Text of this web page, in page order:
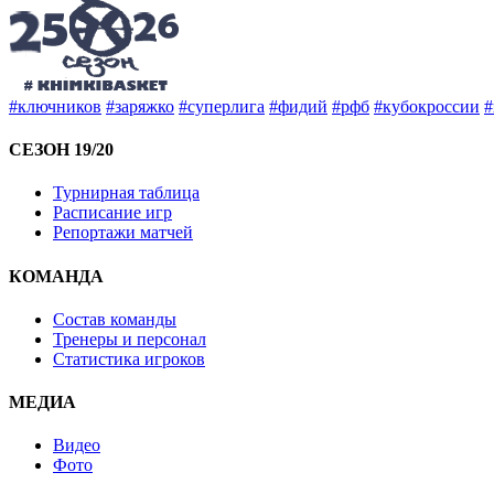
#ключников #заряжко #суперлига #фидий #рфб #кубокроссии
СЕЗОН 19/20
Турнирная таблица
Расписание игр
Репортажи матчей
КОМАНДА
Состав команды
Тренеры и персонал
Статистика игроков
МЕДИА
Видео
Фото